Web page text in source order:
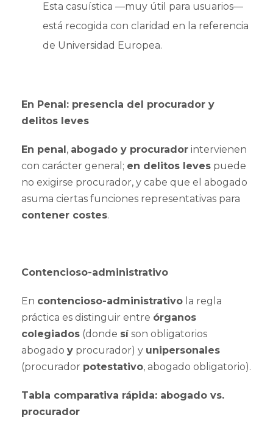
Esta casuística —muy útil para usuarios—
está recogida con claridad en la referencia
de Universidad Europea.
En Penal: presencia del procurador y
delitos leves
En penal, abogado y procurador intervienen
con carácter general; en delitos leves puede
no exigirse procurador, y cabe que el abogado
asuma ciertas funciones representativas para
contener costes.
Contencioso-administrativo
En contencioso-administrativo la regla
práctica es distinguir entre órganos
colegiados (donde síson obligatorios
abogado y procurador) y unipersonales
(procurador potestativo, abogado obligatorio).
Tabla comparativa rápida: abogado vs.
procurador